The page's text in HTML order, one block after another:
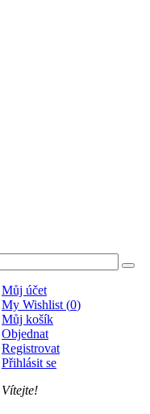
Můj účet
My Wishlist (0)
Můj košík
Objednat
Registrovat
Přihlásit se
Vítejte!